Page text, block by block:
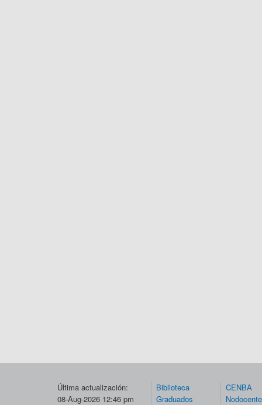
Última actualización:
08-Aug-2026 12:46 pm
Biblioteca
Graduados
CENBA